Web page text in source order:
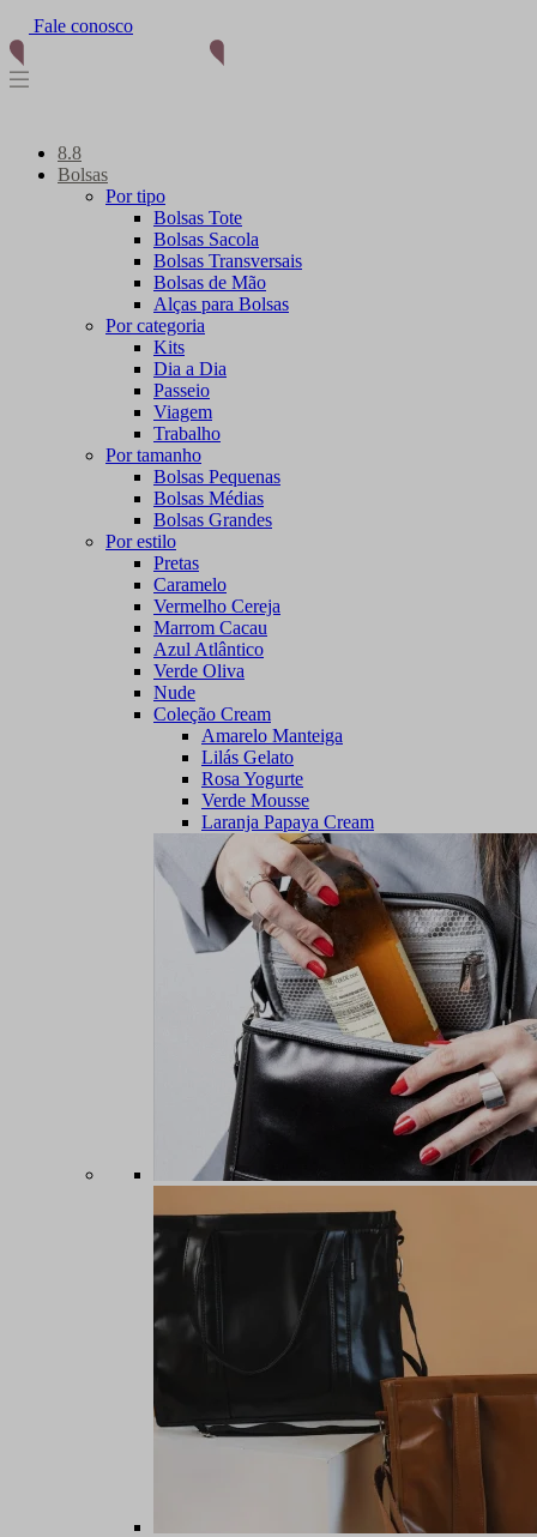
Fale conosco
8.8
Bolsas
Por tipo
Bolsas Tote
Bolsas Sacola
Bolsas Transversais
Bolsas de Mão
Alças para Bolsas
Por categoria
Kits
Dia a Dia
Passeio
Viagem
Trabalho
Por tamanho
Bolsas Pequenas
Bolsas Médias
Bolsas Grandes
Por estilo
Pretas
Caramelo
Vermelho Cereja
Marrom Cacau
Azul Atlântico
Verde Oliva
Nude
Coleção Cream
Amarelo Manteiga
Lilás Gelato
Rosa Yogurte
Verde Mousse
Laranja Papaya Cream